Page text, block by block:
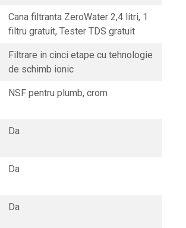
Cana filtranta ZeroWater 2,4 litri, 1
filtru gratuit, Tester TDS gratuit
Filtrare in cinci etape cu tehnologie
de schimb ionic
NSF pentru plumb, crom
Da
Da
Da